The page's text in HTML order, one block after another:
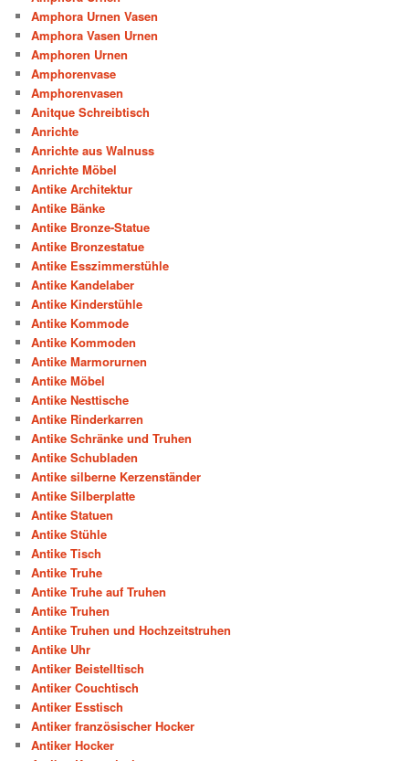
Amphora Urnen Vasen
Amphora Vasen Urnen
Amphoren Urnen
Amphorenvase
Amphorenvasen
Anitque Schreibtisch
Anrichte
Anrichte aus Walnuss
Anrichte Möbel
Antike Architektur
Antike Bänke
Antike Bronze-Statue
Antike Bronzestatue
Antike Esszimmerstühle
Antike Kandelaber
Antike Kinderstühle
Antike Kommode
Antike Kommoden
Antike Marmorurnen
Antike Möbel
Antike Nesttische
Antike Rinderkarren
Antike Schränke und Truhen
Antike Schubladen
Antike silberne Kerzenständer
Antike Silberplatte
Antike Statuen
Antike Stühle
Antike Tisch
Antike Truhe
Antike Truhe auf Truhen
Antike Truhen
Antike Truhen und Hochzeitstruhen
Antike Uhr
Antiker Beistelltisch
Antiker Couchtisch
Antiker Esstisch
Antiker französischer Hocker
Antiker Hocker